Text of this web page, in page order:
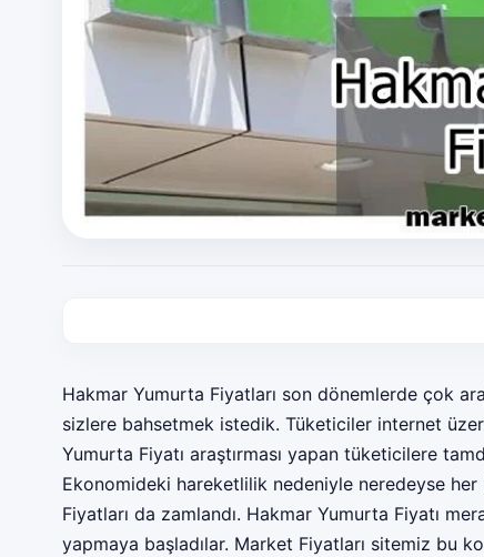
Hakmar Yumurta Fiyatları son dönemlerde çok
sizlere bahsetmek istedik. Tüketiciler internet
Yumurta Fiyatı araştırması yapan tüketicilere
Ekonomideki hareketlilik nedeniyle neredeyse
Fiyatları da zamlandı. Hakmar Yumurta Fiyatı
yapmaya başladılar. Market Fiyatları sitemiz bu